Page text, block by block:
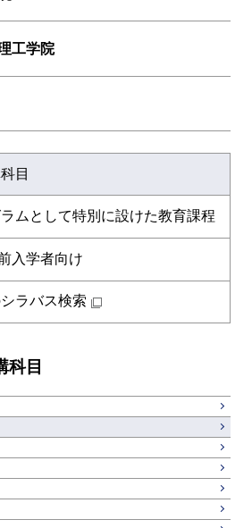
エネルギーコース
原子核工学コース
人間医療科学技術コース
応用化学コース
ース
原子核工学コース
物質・情報卓越コース
目
知能情報コース
情報工学コース
知能情報コース
エネルギー・情報コース
人間医療科学技術コース
物質・情報卓越コース
目
工学系
ライフエンジニアリングコ
ース
物質・情報卓越コース
工学院
系
コース
都市・環境学コース
コース
都市・環境学コース
エネルギーコース
エネルギー・情報コース
エンジニアリングデザイン
原子核工学コース
物質・情報卓越コース
社会・人間科学コース
ーション科学系
イノベーション科学コース
人間医療科学技術コース
営専門職学位課程
技術経営専門職学位課程
目
養科目
目
国語科目
ア科目
目
ムとして特別に設けた教育課程
入学者向け
ラバス検索
科目